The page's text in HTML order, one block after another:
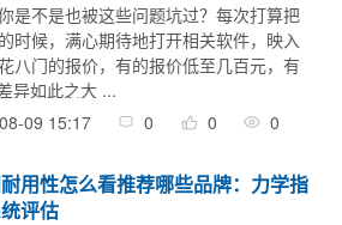
是不是也被这些问题坑过？每次打算把
时候，满心期待地打开相关软件，映入
八门的报价，有的报价低至几百元，有
异如此之大 ...
09 15:17 0 0 0
用性怎么看推荐哪些品牌：力学指
评估